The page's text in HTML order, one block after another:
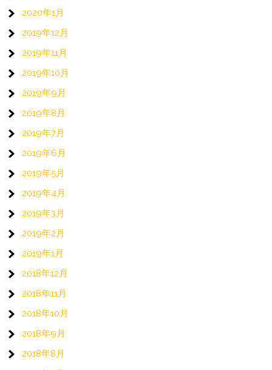
2020年1月
2019年12月
2019年11月
2019年10月
2019年9月
2019年8月
2019年7月
2019年6月
2019年5月
2019年4月
2019年3月
2019年2月
2019年1月
2018年12月
2018年11月
2018年10月
2018年9月
2018年8月